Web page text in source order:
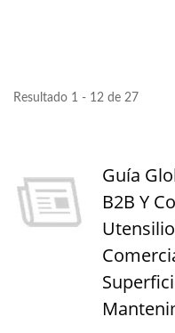
Resultado 1 - 12 de 27
Guía
B2B Y